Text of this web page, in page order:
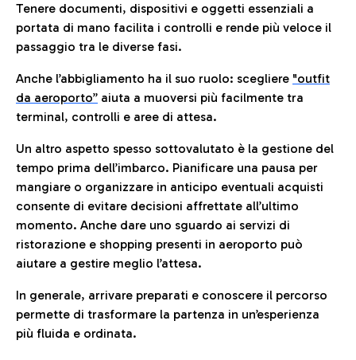
Tenere documenti, dispositivi e oggetti essenziali a
portata di mano facilita i controlli e rende più veloce il
passaggio tra le diverse fasi.
Anche l’abbigliamento ha il suo ruolo: scegliere "outfit
da aeroporto” aiuta a muoversi più facilmente tra
terminal, controlli e aree di attesa.
Un altro aspetto spesso sottovalutato è la gestione del
tempo prima dell’imbarco. Pianificare una pausa per
mangiare o organizzare in anticipo eventuali acquisti
consente di evitare decisioni affrettate all’ultimo
momento. Anche dare uno sguardo ai servizi di
ristorazione e shopping presenti in aeroporto può
aiutare a gestire meglio l’attesa.
In generale, arrivare preparati e conoscere il percorso
permette di trasformare la partenza in un’esperienza
più fluida e ordinata.